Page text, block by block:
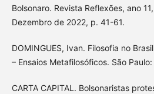
Bolsonaro. Revista Reflexões, ano
Dezembro de 2022, p. 41-61.
DOMINGUES, Ivan. Filosofia no
– Ensaios Metafilosóficos. São
CARTA CAPITAL. Bolsonaristas